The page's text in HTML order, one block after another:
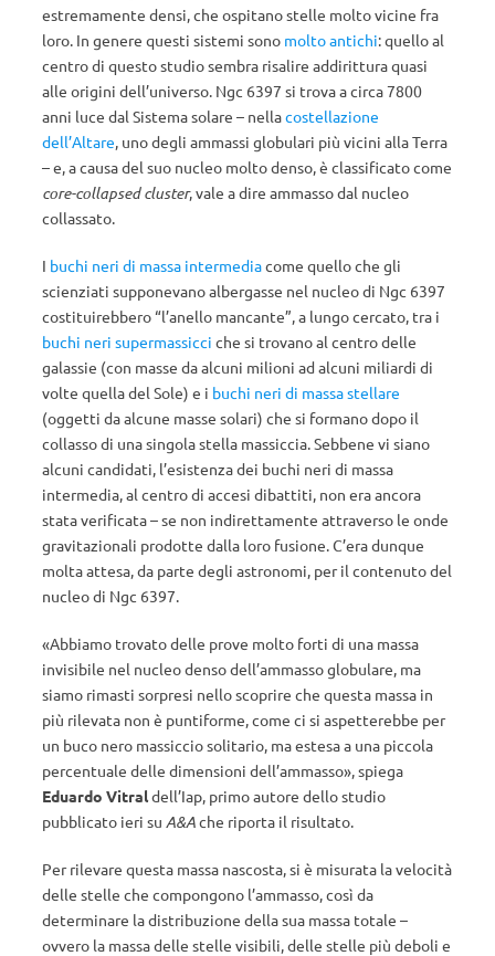
estremamente densi, che ospitano stelle molto vicine fra
loro. In genere questi sistemi sono molto antichi: quello al
centro di questo studio sembra risalire addirittura quasi
alle origini dell’universo. Ngc 6397 si trova a circa 7800
anni luce dal Sistema solare – nellacostellazione
dell’Altare, uno degli ammassi globulari più vicini alla Terra
– e, a causa del suo nucleo molto denso, è classificato come
core-collapsed cluster, vale a dire ammasso dal nucleo
collassato.
I buchi neri di massa intermediacome quello che gli
scienziati supponevano albergasse nel nucleo di Ngc 6397
costituirebbero “l’anello mancante”, a lungo cercato, tra i
buchi neri supermassicci che si trovano al centro delle
galassie (con masse da alcuni milioni ad alcuni miliardi di
volte quella del Sole) e i buchi neri di massa stellare
(oggetti da alcune masse solari) che si formano dopo il
collasso di una singola stella massiccia. Sebbene vi siano
alcuni candidati, l’esistenza dei buchi neri di massa
intermedia, al centro di accesi dibattiti, non era ancora
stata verificata – se non indirettamente attraverso le onde
gravitazionali prodotte dalla loro fusione. C’era dunque
molta attesa, da parte degli astronomi, per il contenuto del
nucleo di Ngc 6397.
«Abbiamo trovato delle prove molto forti di una massa
invisibile nel nucleo denso dell’ammasso globulare, ma
siamo rimasti sorpresi nello scoprire che questa massa in
più rilevata non è puntiforme, come ci si aspetterebbe per
un buco nero massiccio solitario, ma estesa a una piccola
percentuale delle dimensioni dell’ammasso», spiega
Eduardo Vitraldell’Iap, primo autore dello studio
pubblicato ieri su A&Ache riporta il risultato.
Per rilevare questa massa nascosta, si è misurata la velocità
delle stelle che compongono l’ammasso, così da
determinare la distribuzione della sua massa totale –
ovvero la massa delle stelle visibili, delle stelle più deboli e